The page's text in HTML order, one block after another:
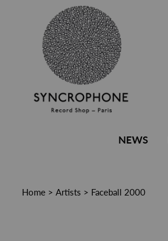
NEWS
Home > Artists > Faceball 2000